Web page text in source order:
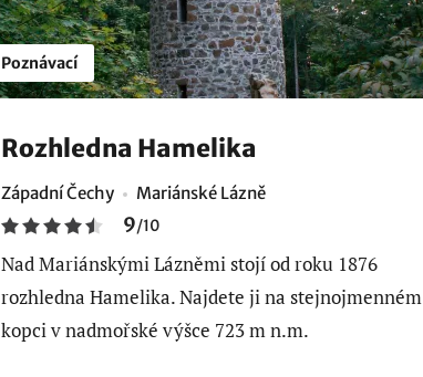
Poznávací
Rozhledna Hamelika
Západní Čechy Mariánské Lázně
9/10
Nad Mariánskými Lázněmi stojí od roku 1876
rozhledna Hamelika. Najdete ji na stejnojmenném
kopci v nadmořské výšce 723 m n.m.